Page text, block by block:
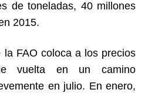
de toneladas, 40 millones
2015.
FAO coloca a los precios
vuelta en un camino
en julio. En enero,